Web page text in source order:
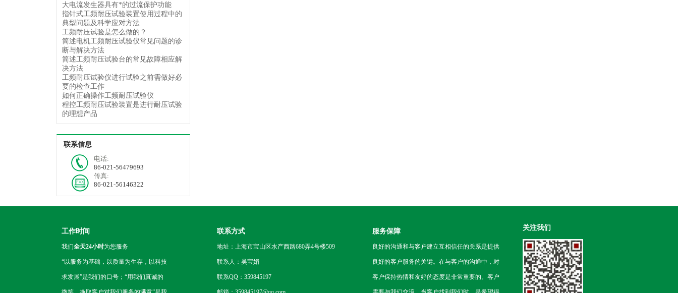
大电流发生器具有*的过流保护功能
指针式工频耐压试验装置使用过程中的
典型问题及科学应对方法
工频耐压试验是怎么做的？
简述电机工频耐压试验仪常见问题的诊
断与解决方法
简述工频耐压试验台的常见故障相应解
决方法
工频耐压试验仪进行试验之前需做好必
要的检查工作
如何正确操作工频耐压试验仪
程控工频耐压试验装置是进行耐压试验
的理想产品
联系信息
电话:
86-021-56479693
传真:
86-021-56146322
工作时间
我们全天24小时为您服务
“以服务为基础，以质量为生存，以科技
求发展”是我们的口号；“用我们真诚的
联系方式
地址：上海市宝山区水产西路680弄4号楼509
联系人：吴宝娟
联系QQ：359845197
服务保障
良好的沟通和与客户建立互相信任的关系是提供
良好的客户服务的关键。在与客户的沟通中，对
客户保持热情和友好的态度是非常重要的。客户
关注我们